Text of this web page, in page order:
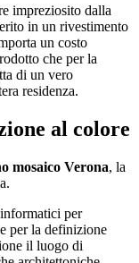
impreziosito dalla
in un rivestimento
un costo
che per la
di un vero
residenza.
al colore
mosaico Verona, la
per
per la definizione
il luogo di